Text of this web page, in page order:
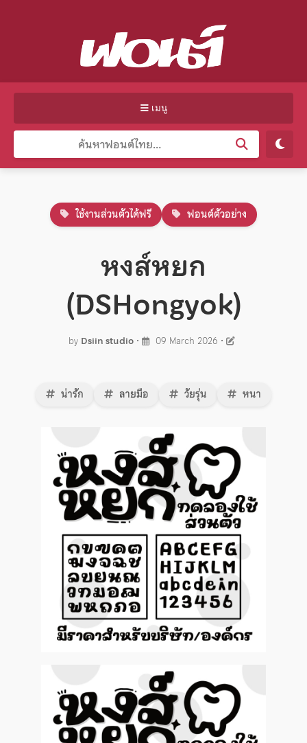
เมนู
ใช้งานส่วนตัวได้ฟรี ฟอนต์ตัวอย่าง
หงส์หยก
(DSHongyok)
by Dsiin studio • 09 March 2026 •
น่ารัก ลายมือ วัยรุ่น หนา